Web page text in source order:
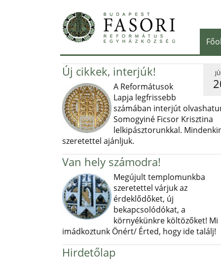
Új cikkek, interjúk!
A Reformátusok
Lapja legfrissebb
számában interjút
Somogyiné Ficsor Krisztina
lelkipásztorunkkal.
szeretettel ajánljuk.
Van hely számodra!
Megújult templomunkba
szeretettel várjuk az
érdeklődőket, új
bekapcsolódókat, a
környékünkre költözőket! Mi
imádkoztunk Önért/ Érted, hogy ide találj!
Hirdetőlap